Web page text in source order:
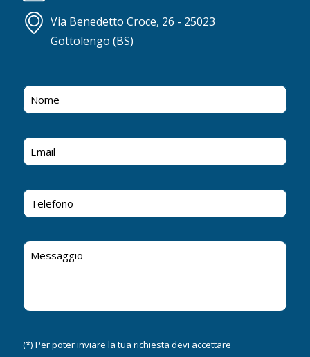
Via Benedetto Croce, 26 - 25023
Gottolengo (BS)
(*) Per poter inviare la tua richiesta devi accettare